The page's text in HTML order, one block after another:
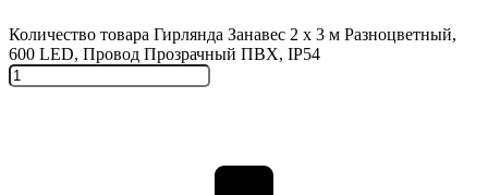
Количество товара Гирлянда Занавес 2 x 3 м Разноцветный,
600 LED, Провод Прозрачный ПВХ, IP54